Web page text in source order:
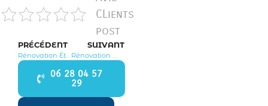
CLients
post
PRÉCÉDENT
Rénovation Étrépilly 77139
SUIVANT
Rénovation Montévrain 77144
06 28 04 57
29